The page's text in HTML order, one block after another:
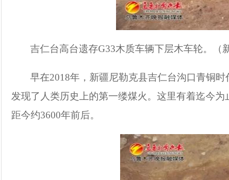
吉仁台高台遗存G33木质车辆下层木车轮。（
早在2018年，新疆尼勒克县吉仁台沟口青铜
发现了人类历史上的第一缕煤火。这里有着迄今
距今约3600年前后。